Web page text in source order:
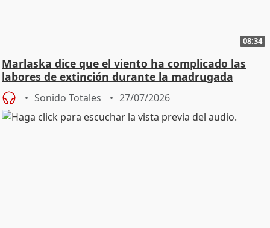
08:34
Marlaska dice que el viento ha complicado las
labores de extinción durante la madrugada
Sonido Totales 27/07/2026